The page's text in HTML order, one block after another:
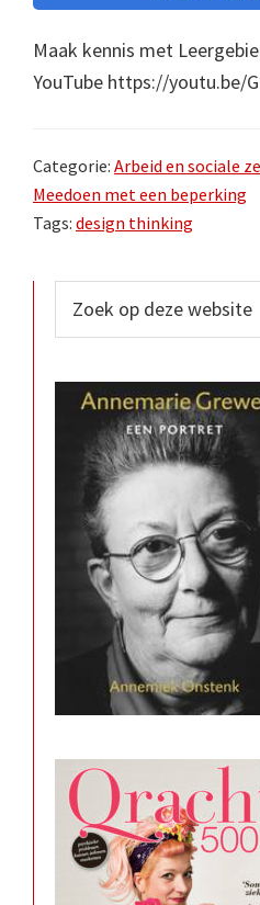
Maak kennis met
YouTube https://youtu.be/
Categorie: Arbeid en sociale
Meedoen met een beperking
Tags: design thinking
Primaire
Sidebar
op
deze